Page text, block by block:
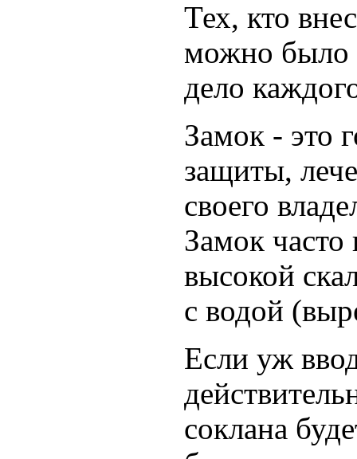
Тех, кто
можно было
дело
Замок - это
защиты,
своего
Замок часто
высокой
с водой
Если уж
соклана